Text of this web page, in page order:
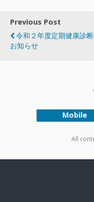
Previous Post
令和２年度定期健康診
お知らせ
Mobile
All